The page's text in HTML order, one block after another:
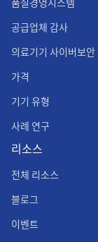
공급업체 감사
의료기기 사이버보안
가격
기기 유형
사례 연구
리소스
전체 리소스
블로그
이벤트